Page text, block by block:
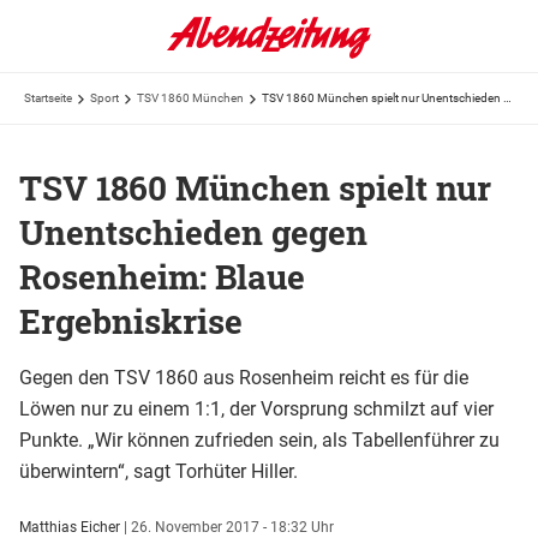
Startseite Sport TSV 1860 München
TSV 1860 München spielt nur
Unentschieden gegen
Rosenheim: Blaue
Ergebniskrise
Gegen den TSV 1860 aus Rosenheim reicht es für die
Löwen nur zu einem 1:1, der Vorsprung schmilzt auf vier
Punkte. „Wir können zufrieden sein, als Tabellenführer zu
überwintern“, sagt Torhüter Hiller.
Matthias Eicher | 26. November 2017 - 18:32 Uhr